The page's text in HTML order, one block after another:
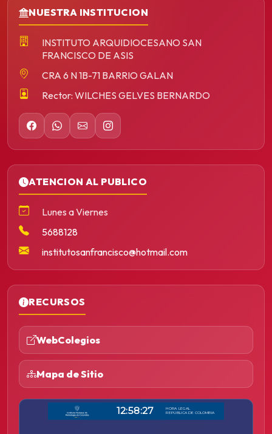
NUESTRA INSTITUCION
INSTITUTO ARQUIDIOCESANO SAN
FRANCISCO DE ASIS
CRA 6 N 1B-71 BARRIO GALAN
Rector: WILCHES GELVES BERNARDO
ATENCION AL PUBLICO
Lunes a Viernes
5688128
institutosanfrancisco@hotmail.com
RECURSOS
WebColegios
Mapa de Sitio